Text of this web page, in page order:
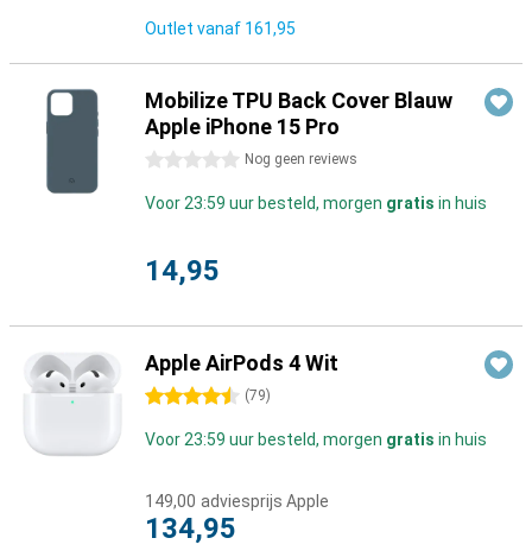
Outlet vanaf 161,95
Mobilize TPU Back Cover Blauw
Apple iPhone 15 Pro
0 sterren Nog geen reviews
Voor 23:59 uur besteld, morgen gratis in huis
14,95
Apple AirPods 4 Wit
4.5 sterren (79)
Voor 23:59 uur besteld, morgen gratis in huis
149,00 adviesprijs Apple
134,95